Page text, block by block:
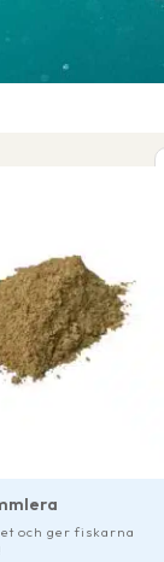
och ger fiskarna